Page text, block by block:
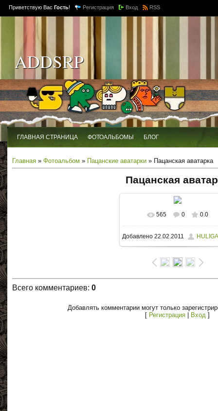
Приветствую Вас Гость! Регистрация Вход RSS
ADDSRP
ГЛАВНАЯ СТРАНИЦА ФОТОАЛЬБОМЫ БЛОГ
Главная » Фотоальбом » Пацанские аватарки » Пацанская аватарка
Пацанская
565 0 0.0
Добавлено 22.02.2011
Всего комментариев: 0
Добавлять комментарии могут только
[ Регистрация Вход ]